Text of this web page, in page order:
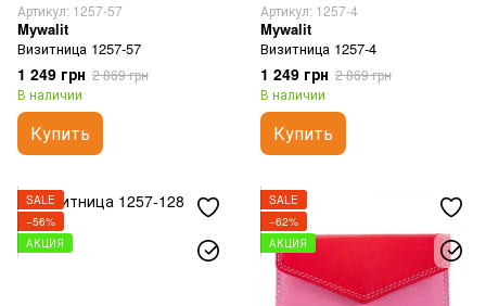
Артикул: 1257-57
Mywalit
Визитница 1257-57
1 249 грн 2 869 грн
В наличии
Купить
Артикул: 1257-4
Mywalit
Визитница 1257-4
1 249 грн 2 869 грн
В наличии
Купить
SALE
−56%
АКЦИЯ
SALE
−62%
АКЦИЯ